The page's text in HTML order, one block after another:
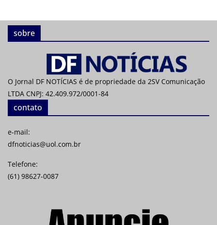
sobre
O Jornal DF NOTÍCIAS é de propriedade da 2SV Comunicação
LTDA CNPJ: 42.409.972/0001-84
contato
e-mail:
dfnoticias@uol.com.br
Telefone:
(61) 98627-0087